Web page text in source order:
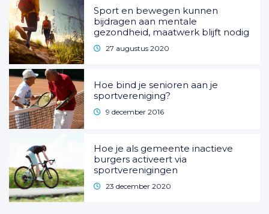
Sport en bewegen kunnen
bijdragen aan mentale
gezondheid, maatwerk blijft nodig
27 augustus 2020
Hoe bind je senioren aan je
sportvereniging?
9 december 2016
Hoe je als gemeente inactieve
burgers activeert via
sportverenigingen
23 december 2020